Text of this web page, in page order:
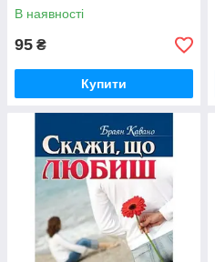
В наявності
95 ₴
Купити